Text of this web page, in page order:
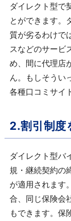
ダイレクト型で
とができます。
質が劣るわけで
スなどのサービ
め、間に代理店
ん。もしそうい
各種口コミサイ
2.割引制度
ダイレクト型バ
規・継続契約の
が適用されます
合、同じ保険会
もできます。保